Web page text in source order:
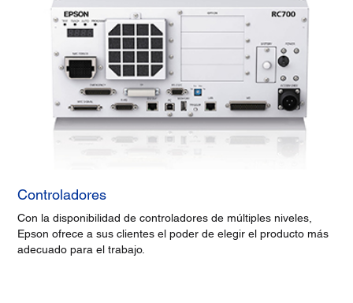
Controladores
Con la disponibilidad de controladores de múltiples niveles,
Epson ofrece a sus clientes el poder de elegir el producto más
adecuado para el trabajo.